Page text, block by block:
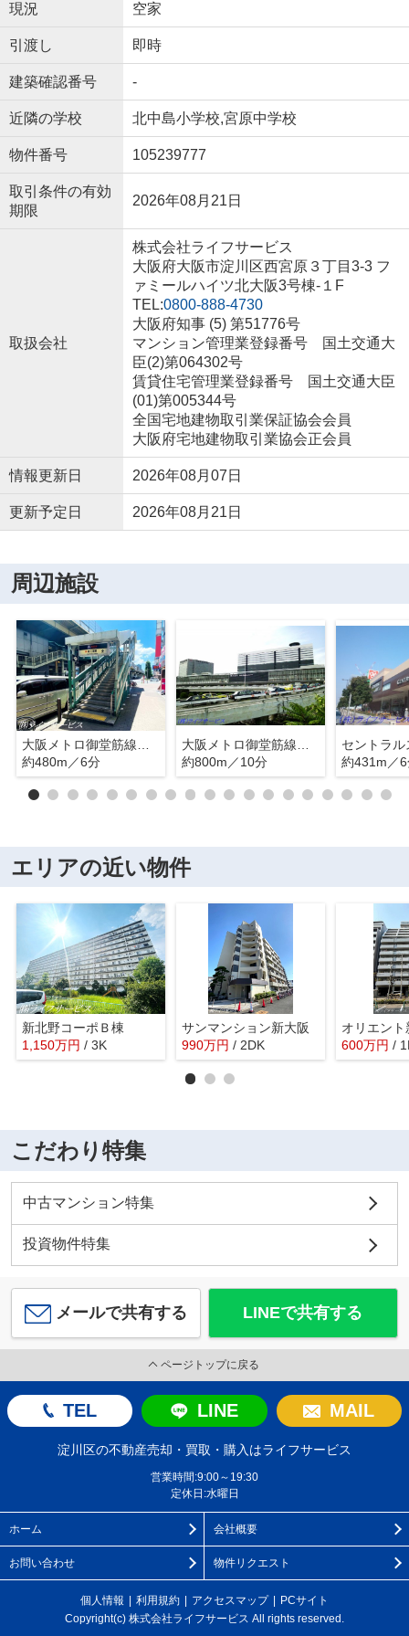
現況 空家
引渡し 即時
建築確認番号 -
近隣の学校 北中島小学校,宮原中学校
物件番号 105239777
取引条件の有効
期限
2026年08月21日
取扱会社
株式会社ライフサービス
大阪府大阪市淀川区西宮原３丁目3-3 フ
ァミールハイツ北大阪3号棟-１F
TEL:0800-888-4730
大阪府知事 (5) 第51776号
マンション管理業登録番号 国土交通大
臣(2)第064302号
賃貸住宅管理業登録番号 国土交通大臣
(01)第005344号
全国宅地建物取引業保証協会会員
大阪府宅地建物取引業協会正会員
情報更新日 2026年08月07日
更新予定日 2026年08月21日
周辺施設
約480m／6分
約800m／10分
約431m／
エリアの近い物件
新北野コーポＢ棟
1,150万円 / 3K
サンマンション新大阪
990万円 / 2DK 600万円 /
こだわり特集
中古マンション特集
投資物件特集
メールで共有する LINEで共有する
ページトップに戻る
TEL LINE MAIL
淀川区の不動産売却・買取・購入はライフサービス
営業時間:9:00～19:30
定休日:水曜日
ホーム 会社概要
お問い合わせ 物件リクエスト
個人情報 利用規約 アクセスマップ
PCサイト
Copyright(c) 株式会社ライフサービス All rights reserved.